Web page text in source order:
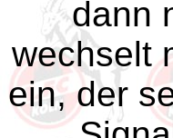
dann
wechselt
ein, der